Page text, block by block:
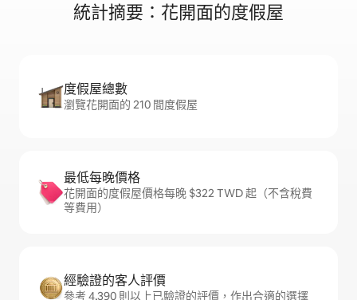
統計摘要：花開面的度假屋
度假屋總數
瀏覽花開面的 210 間度假屋
最低每晚價格
花開面的度假屋價格每晚 $322 TWD 起（不含稅費
等費用）
經驗證的客人評價
參考 4,390 則以上已驗證的評價，作出合適的選擇